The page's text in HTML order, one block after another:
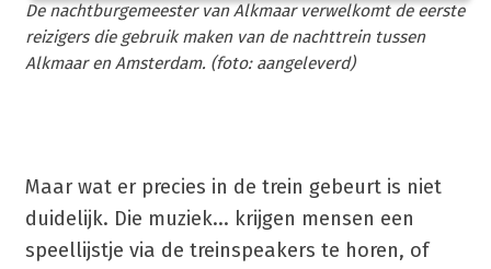
De nachtburgemeester van Alkmaar verwelkomt de eerste
reizigers die gebruik maken van de nachttrein tussen
Alkmaar en Amsterdam. (foto: aangeleverd)
Maar wat er precies in de trein gebeurt is niet
duidelijk. Die muziek... krijgen mensen een
speellijstje via de treinspeakers te horen, of